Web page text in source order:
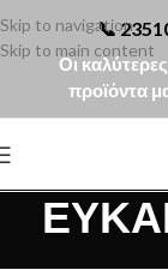
📞
Οι
προϊόντα
Skip to navigation
Skip to main content